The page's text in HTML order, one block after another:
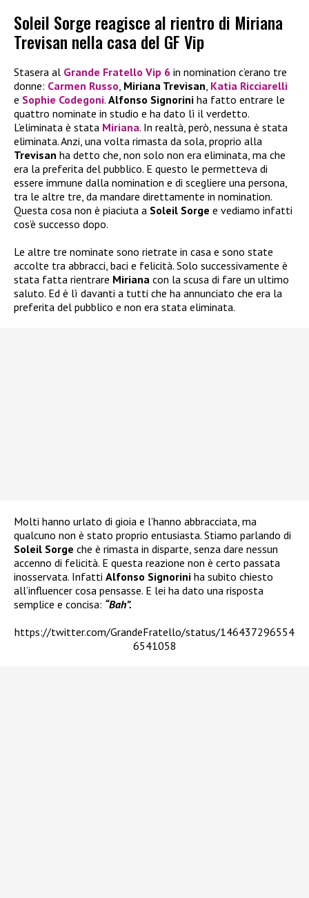
Soleil Sorge reagisce al rientro di Miriana
Trevisan nella casa del GF Vip
Stasera al Grande Fratello Vip 6 in nomination c’erano tre
donne: Carmen Russo, Miriana Trevisan, Katia Ricciarelli
e Sophie Codegoni. Alfonso Signorini ha fatto entrare le
quattro nominate in studio e ha dato lì il verdetto.
L’eliminata è stata Miriana. In realtà, però, nessuna è stata
eliminata. Anzi, una volta rimasta da sola, proprio alla
Trevisan ha detto che, non solo non era eliminata, ma che
era la preferita del pubblico. E questo le permetteva di
essere immune dalla nomination e di scegliere una persona,
tra le altre tre, da mandare direttamente in nomination.
Questa cosa non è piaciuta a Soleil Sorge e vediamo infatti
cos’è successo dopo.
Le altre tre nominate sono rietrate in casa e sono state
accolte tra abbracci, baci e felicità. Solo successivamente è
stata fatta rientrare Miriana con la scusa di fare un ultimo
saluto. Ed è lì davanti a tutti che ha annunciato che era la
preferita del pubblico e non era stata eliminata.
Molti hanno urlato di gioia e l’hanno abbracciata, ma
qualcuno non è stato proprio entusiasta. Stiamo parlando di
Soleil Sorge che è rimasta in disparte, senza dare nessun
accenno di felicità. E questa reazione non è certo passata
inosservata. Infatti Alfonso Signorini ha subito chiesto
all’influencer cosa pensasse. E lei ha dato una risposta
semplice e concisa: “Bah”.
https://twitter.com/GrandeFratello/status/146437296554
6541058